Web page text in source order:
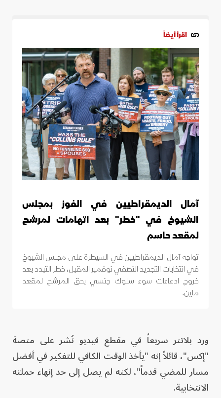
اقرأ أيضاً
آمال الديمقراطيين في الفوز بمجلس
الشيوخ في "خطر" بعد اتهامات لمرشح
لمقعد حاسم
تواجه آمال الديمقراطيين في السيطرة على مجلس الشيوخ
في انتخابات التجديد النصفي نوفمبر المقبل، خطر التبدد بعد
خروج ادعاءات سوء سلوك جنسي بحق المرشح لمقعد
ماين.
ورد بلاتنر سريعاً في مقطع فيديو نُشر على منصة
"إكس"، قائلاً إنه "يأخذ الوقت الكافي للتفكير في أفضل
مسار للمضي قدماً"، لكنه لم يصل إلى حد إنهاء حملته
الانتخابية.